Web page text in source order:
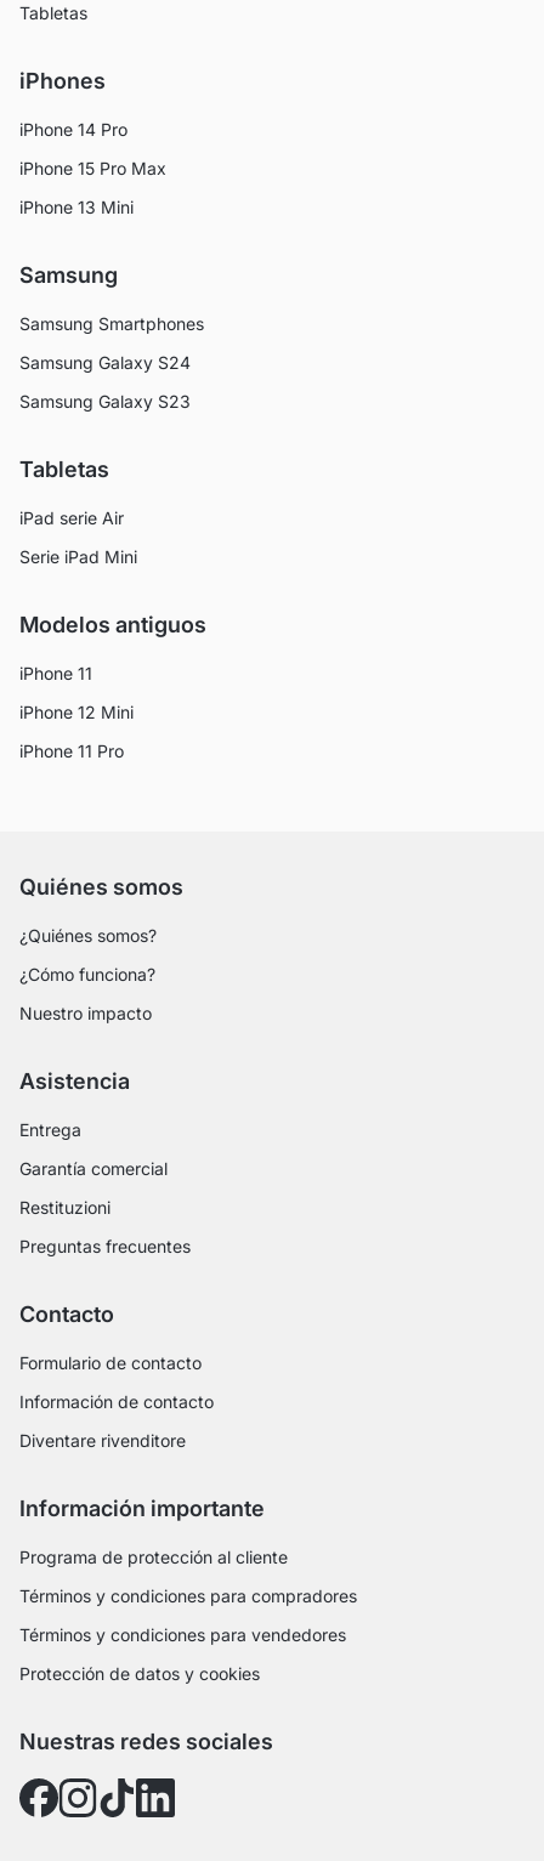
Tabletas
iPhones
iPhone 14 Pro
iPhone 15 Pro Max
iPhone 13 Mini
Samsung
Samsung Smartphones
Samsung Galaxy S24
Samsung Galaxy S23
Tabletas
iPad serie Air
Serie iPad Mini
Modelos antiguos
iPhone 11
iPhone 12 Mini
iPhone 11 Pro
Quiénes somos
¿Quiénes somos?
¿Cómo funciona?
Nuestro impacto
Asistencia
Entrega
Garantía comercial
Restituzioni
Preguntas frecuentes
Contacto
Formulario de contacto
Información de contacto
Diventare rivenditore
Información importante
Programa de protección al cliente
Términos y condiciones para compradores
Términos y condiciones para vendedores
Protección de datos y cookies
Nuestras redes sociales